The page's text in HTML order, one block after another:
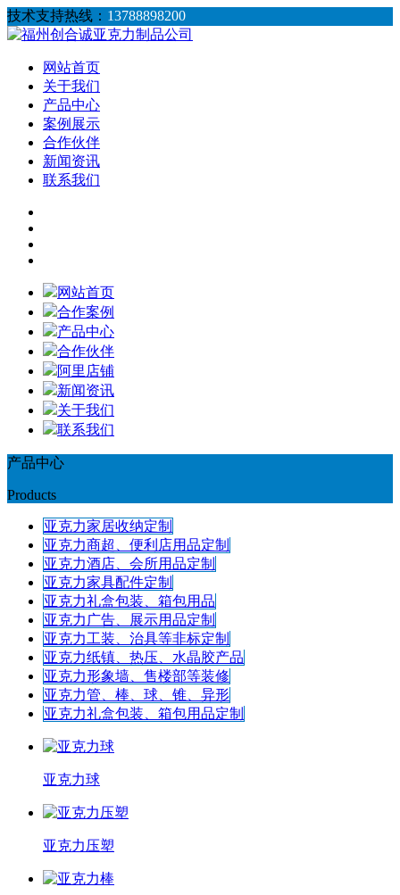
技术支持热线： 13788898200
网站首页
关于我们
产品中心
案例展示
合作伙伴
新闻资讯
联系我们
网站首页
合作案例
产品中心
合作伙伴
阿里店铺
新闻资讯
关于我们
联系我们
产品中心
Products
亚克力家居收纳定制
亚克力商超、便利店用品定制
亚克力酒店、会所用品定制
亚克力家具配件定制
亚克力礼盒包装、箱包用品
亚克力广告、展示用品定制
亚克力工装、治具等非标定制
亚克力纸镇、热压、水晶胶产品
亚克力形象墙、售楼部等装修
亚克力管、棒、球、锥、异形
亚克力礼盒包装、箱包用品定制
亚克力球
亚克力压塑